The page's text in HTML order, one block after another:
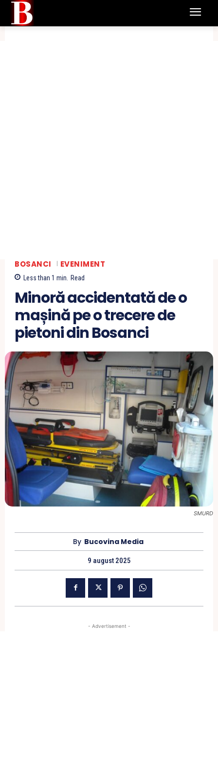
BOSANCI EVENIMENT
Less than 1 min. Read
Minoră accidentată de o
mașină pe o trecere de
pietoni din Bosanci
SMURD
By Bucovina Media
9 august 2025
- Advertisement -